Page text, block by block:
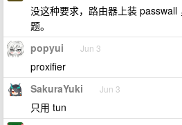
没这种要求，路由器上装 passwall
题。
popyui Jun 3
proxifier
SakuraYuki Jun 3
只用 tun